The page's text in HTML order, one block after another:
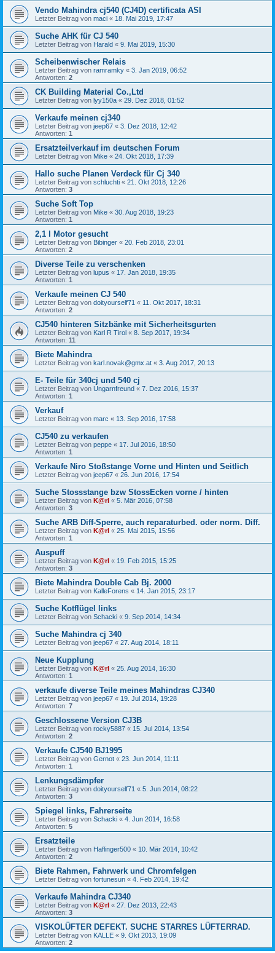
Vendo Mahindra cj540 (CJ4D) certificata ASI
Letzter Beitrag von maci « 18. Mai 2019, 17:47
Suche AHK für CJ 540
Letzter Beitrag von Harald « 9. Mai 2019, 15:30
Scheibenwischer Relais
Letzter Beitrag von ramramky « 3. Jan 2019, 06:52
Antworten: 2
CK Building Material Co.,Ltd
Letzter Beitrag von lyy150a « 29. Dez 2018, 01:52
Verkaufe meinen cj340
Letzter Beitrag von jeep67 « 3. Dez 2018, 12:42
Antworten: 1
Ersatzteilverkauf im deutschen Forum
Letzter Beitrag von Mike « 24. Okt 2018, 17:39
Hallo suche Planen Verdeck für Cj 340
Letzter Beitrag von schluchti « 21. Okt 2018, 12:26
Antworten: 3
Suche Soft Top
Letzter Beitrag von Mike « 30. Aug 2018, 19:23
Antworten: 1
2,1 l Motor gesucht
Letzter Beitrag von Bibinger « 20. Feb 2018, 23:01
Antworten: 2
Diverse Teile zu verschenken
Letzter Beitrag von lupus « 17. Jan 2018, 19:35
Antworten: 1
Verkaufe meinen CJ 540
Letzter Beitrag von doityourself71 « 11. Okt 2017, 18:31
Antworten: 2
CJ540 hinteren Sitzbänke mit Sicherheitsgurten
Letzter Beitrag von Karl R Tirol « 8. Sep 2017, 19:34
Antworten: 11
Biete Mahindra
Letzter Beitrag von karl.novak@gmx.at « 3. Aug 2017, 20:13
E- Teile für 340cj und 540 cj
Letzter Beitrag von Ungarnfreund « 7. Dez 2016, 15:37
Antworten: 1
Verkauf
Letzter Beitrag von marc « 13. Sep 2016, 17:58
CJ540 zu verkaufen
Letzter Beitrag von peppe « 17. Jul 2016, 18:50
Antworten: 1
Verkaufe Niro Stoßstange Vorne und Hinten und Seitlich
Letzter Beitrag von jeep67 « 26. Jun 2016, 17:54
Suche Stossstange bzw StossEcken vorne / hinten
Letzter Beitrag von K@rl « 5. Mär 2016, 07:58
Antworten: 3
Suche ARB Diff-Sperre, auch reparaturbed. oder norm. Diff.
Letzter Beitrag von K@rl « 25. Mai 2015, 15:56
Antworten: 1
Auspuff
Letzter Beitrag von K@rl « 19. Feb 2015, 15:25
Antworten: 3
Biete Mahindra Double Cab Bj. 2000
Letzter Beitrag von KalleForens « 14. Jan 2015, 23:17
Suche Kotflügel links
Letzter Beitrag von Schacki « 9. Sep 2014, 14:34
Suche Mahindra cj 340
Letzter Beitrag von jeep67 « 27. Aug 2014, 18:11
Neue Kupplung
Letzter Beitrag von K@rl « 25. Aug 2014, 16:30
Antworten: 1
verkaufe diverse Teile meines Mahindras CJ340
Letzter Beitrag von jeep67 « 19. Jul 2014, 19:28
Antworten: 7
Geschlossene Version CJ3B
Letzter Beitrag von rocky5887 « 15. Jul 2014, 13:54
Antworten: 2
Verkaufe CJ540 BJ1995
Letzter Beitrag von Gernot « 23. Jun 2014, 11:11
Antworten: 1
Lenkungsdämpfer
Letzter Beitrag von doityourself71 « 5. Jun 2014, 08:22
Antworten: 3
Spiegel links, Fahrerseite
Letzter Beitrag von Schacki « 4. Jun 2014, 16:58
Antworten: 5
Ersatzteile
Letzter Beitrag von Haflinger500 « 10. Mär 2014, 10:42
Antworten: 2
Biete Rahmen, Fahrwerk und Chromfelgen
Letzter Beitrag von fortunesun « 4. Feb 2014, 19:42
Verkaufe Mahindra CJ340
Letzter Beitrag von K@rl « 27. Dez 2013, 22:43
Antworten: 3
VISKOLÜFTER DEFEKT. SUCHE STARRES LÜFTERRAD.
Letzter Beitrag von KALLE « 9. Okt 2013, 19:09
Antworten: 2